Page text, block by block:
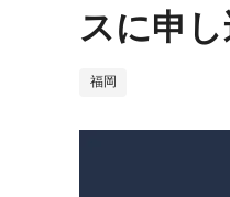
スに申し
福岡